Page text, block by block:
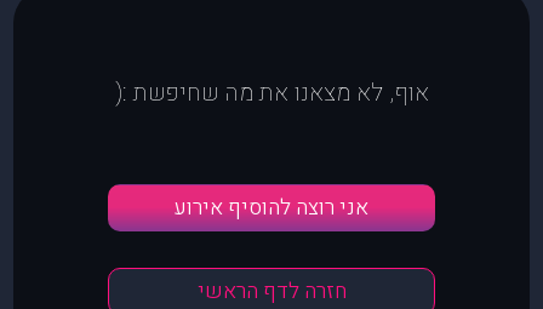
אוף, לא מצאנו את מה שחיפשת :(
אני רוצה להוסיף אירוע
חזרה לדף הראשי